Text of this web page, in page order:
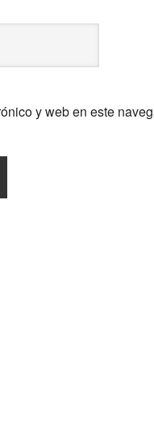
y web en este